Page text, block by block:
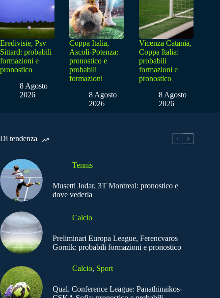
Eredivisie, Psv
Sittard: probabili
formazioni e
pronostico
8 Agosto
2026
Coppa Italia,
Ascoli-Potenza:
pronostico e
probabili
formazioni
8 Agosto
2026
Vicenza Catania,
Coppa Italia:
probabili
formazioni e
pronostico
8 Agosto
2026
Di tendenza
Tennis
Musetti Jodar, 3T Montreal: pronostico e
dove vederla
Calcio
Preliminari Europa League, Ferencvaros
Gornik: probabili formazioni e pronostico
Calcio, Sport
Qual. Conference League: Panathinaikos-